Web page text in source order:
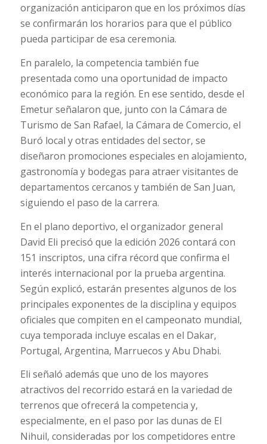
organización anticiparon que en los próximos días
se confirmarán los horarios para que el público
pueda participar de esa ceremonia.
En paralelo, la competencia también fue
presentada como una oportunidad de impacto
económico para la región. En ese sentido, desde el
Emetur señalaron que, junto con la Cámara de
Turismo de San Rafael, la Cámara de Comercio, el
Buró local y otras entidades del sector, se
diseñaron promociones especiales en alojamiento,
gastronomía y bodegas para atraer visitantes de
departamentos cercanos y también de San Juan,
siguiendo el paso de la carrera.
En el plano deportivo, el organizador general
David Eli precisó que la edición 2026 contará con
151 inscriptos, una cifra récord que confirma el
interés internacional por la prueba argentina.
Según explicó, estarán presentes algunos de los
principales exponentes de la disciplina y equipos
oficiales que compiten en el campeonato mundial,
cuya temporada incluye escalas en el Dakar,
Portugal, Argentina, Marruecos y Abu Dhabi.
Eli señaló además que uno de los mayores
atractivos del recorrido estará en la variedad de
terrenos que ofrecerá la competencia y,
especialmente, en el paso por las dunas de El
Nihuil, consideradas por los competidores entre